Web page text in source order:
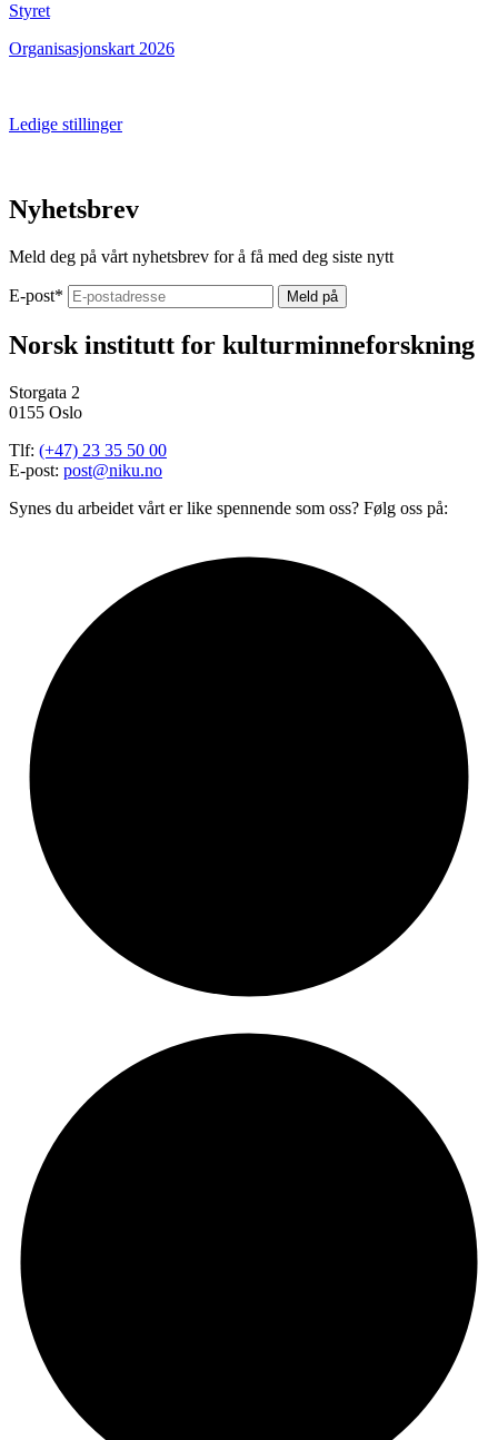
Styret
Organisasjonskart 2026
Ledige stillinger
Nyhetsbrev
Meld deg på vårt nyhetsbrev for å få med deg siste nytt
E-post*
Norsk institutt for kulturminneforskning
Storgata 2
0155 Oslo
Tlf: (+47) 23 35 50 00
E-post: post@niku.no
Synes du arbeidet vårt er like spennende som oss? Følg oss på: